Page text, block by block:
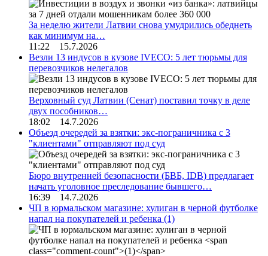
За неделю жители Латвии снова умудрились обеднеть
как минимум на…
11:22 15.7.2026
Везли 13 индусов в кузове IVECO: 5 лет тюрьмы для
перевозчиков нелегалов
Верховный суд Латвии (Сенат) поставил точку в деле
двух пособников…
18:02 14.7.2026
Объезд очередей за взятки: экс-пограничника с 3
"клиентами" отправляют под суд
Бюро внутренней безопасности (БВБ, IDB) предлагает
начать уголовное преследование бывшего…
16:39 14.7.2026
ЧП в юрмальском магазине: хулиган в черной футболке
напал на покупателей и ребенка (1)